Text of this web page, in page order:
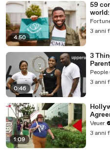
4:50
59
3 anni
0:46
3
People
3 anni
1:09
Day
Veuer
3 anni